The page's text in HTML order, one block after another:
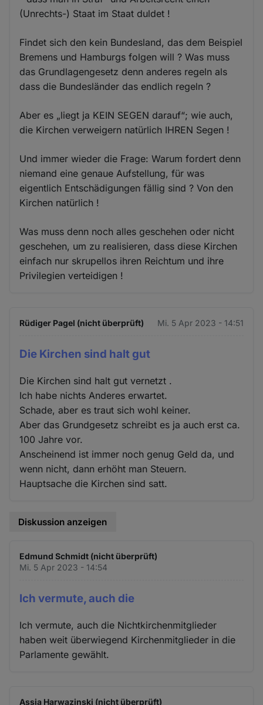
(Unrechts-) Staat im Staat duldet !
Findet sich den kein Bundesland, das dem Beispiel
Bremens und Hamburgs folgen will ? Was muss
das Grundlagengesetz denn anderes regeln als
dass die Bundesländer das endlich regeln ?
Aber es „liegt ja KEIN SEGEN darauf“; wie auch,
die Kirchen verweigern natürlich IHREN Segen !
Und immer wieder die Frage: Warum fordert denn
niemand eine genaue Aufstellung, für was
eigentlich Entschädigungen fällig sind ? Von den
Kirchen natürlich !
Was muss denn noch alles geschehen oder nicht
geschehen, um zu realisieren, dass diese Kirchen
einfach nur skrupellos ihren Reichtum und ihre
Privilegien verteidigen !
Rüdiger Pagel (nicht überprüft) Mi. 5 Apr 2023 - 14:51
Die Kirchen sind halt gut
Die Kirchen sind halt gut vernetzt .
Ich habe nichts Anderes erwartet.
Schade, aber es traut sich wohl keiner.
Aber das Grundgesetz schreibt es ja auch erst ca.
100 Jahre vor.
Anscheinend ist immer noch genug Geld da, und
wenn nicht, dann erhöht man Steuern.
Hauptsache die Kirchen sind satt.
Diskussion anzeigen
Edmund Schmidt (nicht überprüft)
Mi. 5 Apr 2023 - 14:54
Ich vermute, auch die
Ich vermute, auch die Nichtkirchenmitglieder
haben weit überwiegend Kirchenmitglieder in die
Parlamente gewählt.
Assia Harwazinski (nicht überprüft)